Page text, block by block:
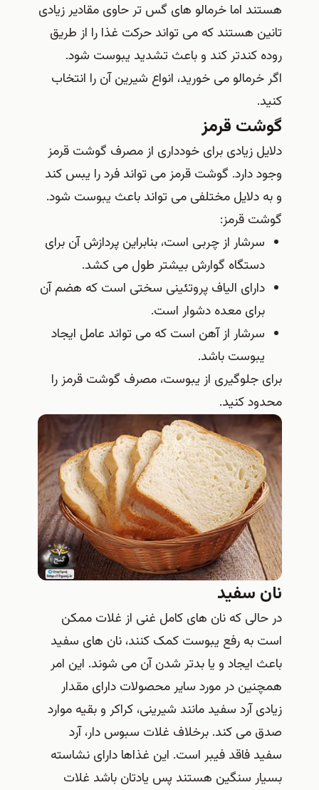
هستند اما خرمالو های گس تر حاوی مقادیر زیادی
تانین هستند که می تواند حرکت غذا را از طریق
روده کندتر کند و باعث تشدید یبوست شود.
اگر خرمالو می خورید، انواع شیرین آن را انتخاب
کنید.
گوشت قرمز
دلایل زیادی برای خودداری از مصرف گوشت قرمز
وجود دارد. گوشت قرمز می تواند فرد را یبس کند
و به دلایل مختلفی می تواند باعث یبوست شود.
گوشت قرمز:
سرشار از چربی است، بنابراین پردازش آن برای
دستگاه گوارش بیشتر طول می کشد.
دارای الیاف پروتئینی سختی است که هضم آن
برای معده دشوار است.
سرشار از آهن است که می تواند عامل ایجاد
یبوست باشد.
برای جلوگیری از یبوست، مصرف گوشت قرمز را
محدود کنید.
نان سفید
در حالی که نان های کامل غنی از غلات ممکن
است به رفع یبوست کمک کنند، نان های سفید
باعث ایجاد و یا بدتر شدن آن می شوند. این امر
همچنین در مورد سایر محصولات دارای مقدار
زیادی آرد سفید مانند شیرینی، کراکر و بقیه موارد
صدق می کند. برخلاف غلات سبوس دار، آرد
سفید فاقد فیبر است. این غذاها دارای نشاسته
بسیار سنگین هستند پس یادتان باشد غلات